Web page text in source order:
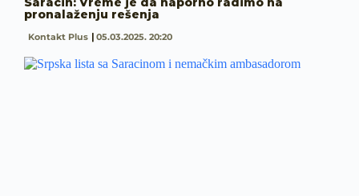
pronalaženju rešenja
Kontakt Plus 05.03.2025. 20:20